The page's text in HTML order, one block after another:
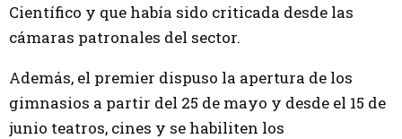
Científico y que había sido criticada desde las
cámaras patronales del sector.
Además, el premier dispuso la apertura de los
gimnasios a partir del 25 de mayo y desde el 15 de
junio teatros, cines y se habiliten los